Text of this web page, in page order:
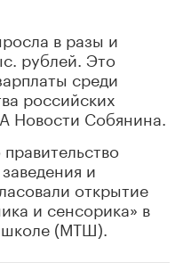
в разы и
рублей. Это
среди
российских
Новости Собянина.
и
открытие
и сенсорика» в
(МТШ).